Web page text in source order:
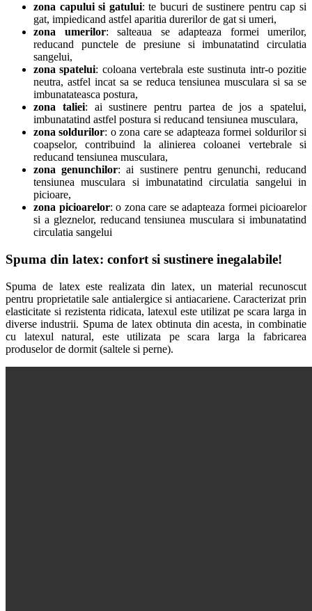
zona capului si gatului: te bucuri de sustinere pentru cap si
gat, impiedicand astfel aparitia durerilor de gat si umeri,
zona umerilor: salteaua se adapteaza formei umerilor,
reducand punctele de presiune si imbunatatind circulatia
sangelui,
zona spatelui: coloana vertebrala este sustinuta intr-o pozitie
neutra, astfel incat sa se reduca tensiunea musculara si sa se
imbunatateasca postura,
zona taliei: ai sustinere pentru partea de jos a spatelui,
imbunatatind astfel postura si reducand tensiunea musculara,
zona soldurilor: o zona care se adapteaza formei soldurilor si
coapselor, contribuind la alinierea coloanei vertebrale si
reducand tensiunea musculara,
zona genunchilor: ai sustinere pentru genunchi, reducand
tensiunea musculara si imbunatatind circulatia sangelui in
picioare,
zona picioarelor: o zona care se adapteaza formei picioarelor
si a gleznelor, reducand tensiunea musculara si imbunatatind
circulatia sangelui
Spuma din latex: confort si sustinere inegalabile!
Spuma de latex este realizata din latex, un material recunoscut
pentru proprietatile sale antialergice si antiacariene. Caracterizat prin
elasticitate si rezistenta ridicata, latexul este utilizat pe scara larga in
diverse industrii. Spuma de latex obtinuta din acesta, in combinatie
cu latexul natural, este utilizata pe scara larga la fabricarea
produselor de dormit (saltele si perne).